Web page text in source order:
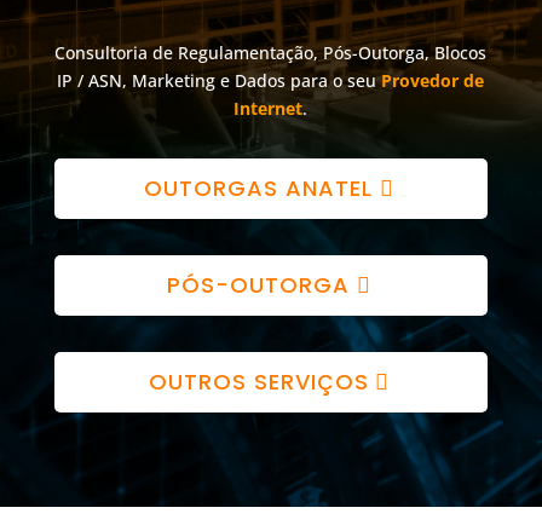
Consultoria de Regulamentação, Pós-Outorga, Blocos
IP / ASN, Marketing e Dados para o seuProvedor de
Internet.
OUTORGAS ANATEL
PÓS-OUTORGA
OUTROS SERVIÇOS